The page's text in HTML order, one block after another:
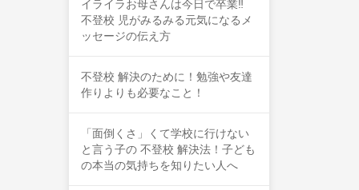
イライラお母さんは今日で卒業‼
不登校 児がみるみる元気になるメ
ッセージの伝え方
不登校 解決のために！勉強や友達
作りよりも必要なこと！
「面倒くさ」くて学校に行けない
と言う子の 不登校 解決法！子ども
の本当の気持ちを知りたい人へ